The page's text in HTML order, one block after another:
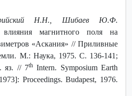
Н.Н., Шибаев Ю.Ф.
влияния магнитного поля на
«Аскания» // Приливные
М.: Наука, 1975. С. 136-141;
яз. // 7th Intern. Symposium Earth
Proceedings. Budapest, 1976.